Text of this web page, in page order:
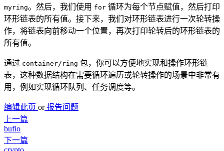
myring。然后，我们使用 for 循环为每个节点赋值，然后打印
环形链表的所有值。接下来，我们对环形链表进行一次轮转操
作，将链表向前移动一个位置，再次打印轮转后的环形链表的
所有值。
通过 container/ring 包，你可以方便地实现和操作环形链
表，这种数据结构在需要循环遍历或轮转操作的场景中非常有
用，例如实现循环队列、任务调度等。
编辑此页 or报告问题
上一篇
bufio
下一篇